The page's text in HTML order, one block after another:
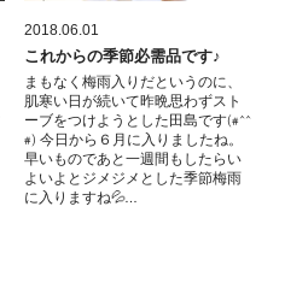
2018.06.01
これからの季節必需品です♪
まもなく梅雨入りだというのに、
肌寒い日が続いて昨晩思わずスト
ーブをつけようとした田島です(#^^
#) 今日から６月に入りましたね。
早いものであと一週間もしたらい
よいよとジメジメとした季節梅雨
に入りますね💦…